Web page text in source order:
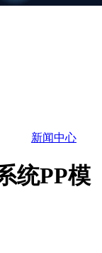
新闻中心
统PP模